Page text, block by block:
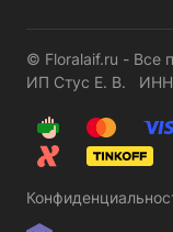
© Floralaif.ru - Все
ИП Стус Е. В. ИНН